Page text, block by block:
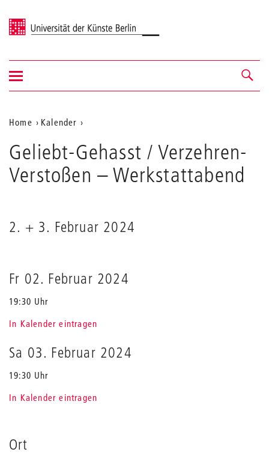
Universität der Künste Berlin
Navigation &
Suche
Navigation
ein-/ausblenden
Aktuelle
Position
auf
der
Home
Kalender
Gehasst
/
Verzehren-
Verstoßen
Geliebt-Gehasst / Verzehren-
Verstoßen – Werkstattabend
2. + 3. Februar 2024
Fr 02. Februar 2024
19:30 Uhr
In Kalender eintragen
Sa 03. Februar 2024
19:30 Uhr
In Kalender eintragen
Ort